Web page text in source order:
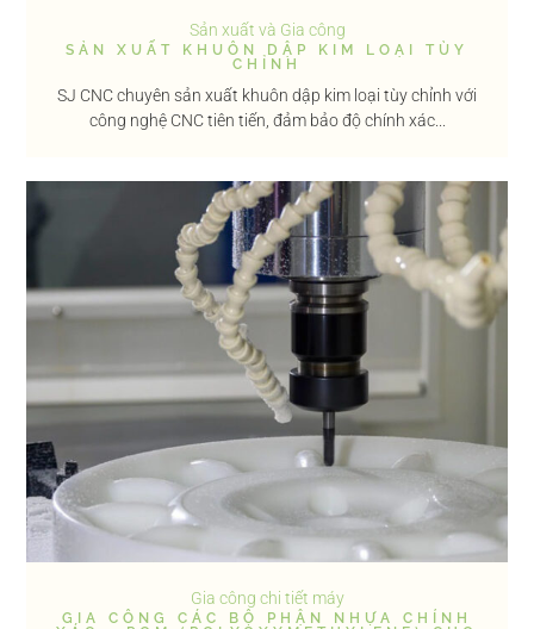
Sản xuất và Gia công
SẢN XUẤT KHUÔN DẬP KIM LOẠI TÙY
CHỈNH
SJ CNC chuyên sản xuất khuôn dập kim loại tùy chỉnh với
công nghệ CNC tiên tiến, đảm bảo độ chính xác...
Gia công chi tiết máy
GIA CÔNG CÁC BỘ PHẬN NHỰA CHÍNH